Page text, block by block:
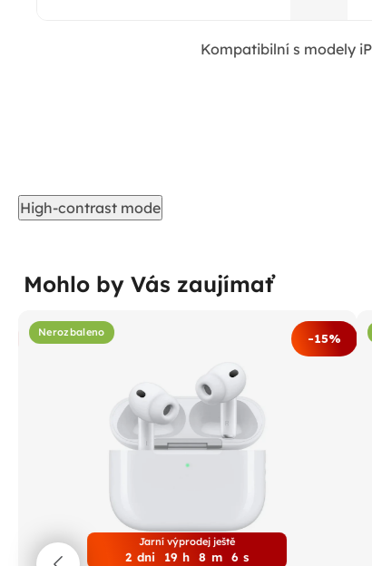
Kompatibilní s modely
High-contrast mode
Mohlo by Vás zaujímať
Nerozbaleno -15%
Jarní výprodej ještě
2 dni 19 h 8 m 4 s